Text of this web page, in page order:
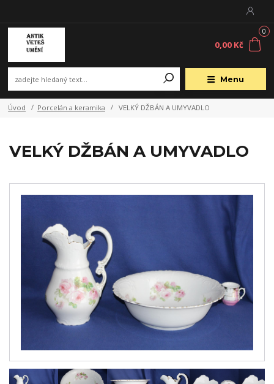
Menu
0
0,00 Kč
Úvod Porcelán a keramika VELKÝ DŽBÁN A UMYVADLO
VELKÝ DŽBÁN A UMYVADLO